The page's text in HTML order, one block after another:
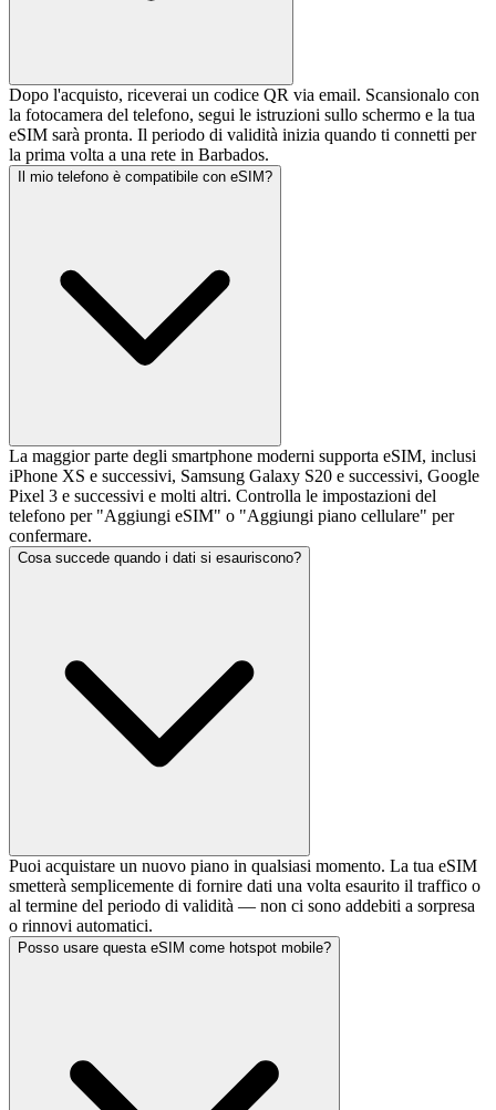
Dopo l'acquisto, riceverai un codice QR via email. Scansionalo con
la fotocamera del telefono, segui le istruzioni sullo schermo e la tua
eSIM sarà pronta. Il periodo di validità inizia quando ti connetti per
la prima volta a una rete in Barbados.
Il mio telefono è compatibile con eSIM?
La maggior parte degli smartphone moderni supporta eSIM, inclusi
iPhone XS e successivi, Samsung Galaxy S20 e successivi, Google
Pixel 3 e successivi e molti altri. Controlla le impostazioni del
telefono per "Aggiungi eSIM" o "Aggiungi piano cellulare" per
confermare.
Cosa succede quando i dati si esauriscono?
Puoi acquistare un nuovo piano in qualsiasi momento. La tua eSIM
smetterà semplicemente di fornire dati una volta esaurito il traffico o
al termine del periodo di validità — non ci sono addebiti a sorpresa
o rinnovi automatici.
Posso usare questa eSIM come hotspot mobile?